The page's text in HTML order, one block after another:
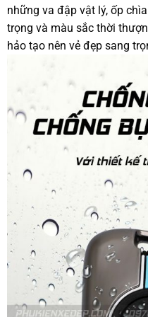
những va đập vật lý, ốp
trọng và màu sắc thời
hảo tạo nên vẻ đẹp sang